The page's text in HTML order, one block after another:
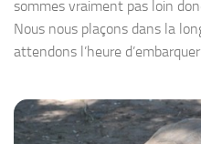
sommes vraiment pas loin
Nous nous plaçons dans la
attendons l’heure